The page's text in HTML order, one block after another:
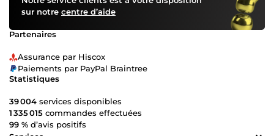
sur notre centre d’aide
Partenaires
Assurance par Hiscox
Paiements par PayPal Braintree
Statistiques
39 004 services disponibles
1 335 015 commandes effectuées
99 % d’avis positifs